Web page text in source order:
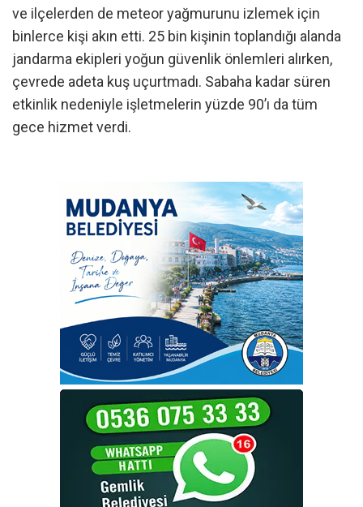
ve ilçelerden de meteor yağmurunu izlemek için
binlerce kişi akın etti. 25 bin kişinin toplandığı alanda
jandarma ekipleri yoğun güvenlik önlemleri alırken,
çevrede adeta kuş uçurtmadı. Sabaha kadar süren
etkinlik nedeniyle işletmelerin yüzde 90’ı da tüm
gece hizmet verdi.